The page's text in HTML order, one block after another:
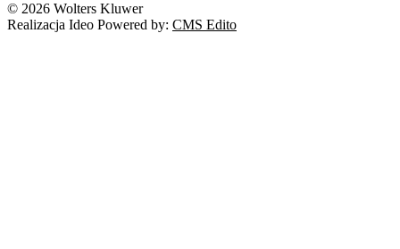
© 2026 Wolters Kluwer
Realizacja Ideo Powered by: CMS Edito